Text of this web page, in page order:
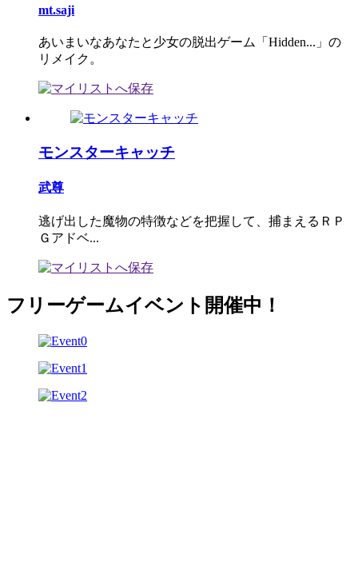
mt.saji
あいまいなあなたと少女の脱出ゲーム「Hidden...」の
リメイク。
モンスターキャッチ
武尊
逃げ出した魔物の特徴などを把握して、捕まえるＲＰ
Ｇアドベ...
フリーゲームイベント開催中！